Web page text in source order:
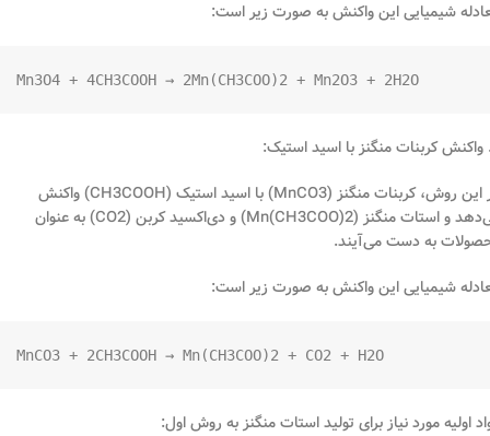
شیمیایی این واکنش به صورت زیر است:
Mn3O4 + 4CH3COOH → 2Mn(CH3COO)2 + Mn2O3 + 2H2O
در این روش، کربنات منگنز (MnCO3) با اسید استیک (CH3COOH) واکنش
می‌دهد و استات منگنز (Mn(CH3COO)2) و دی‌اکسید کربن (CO2) به عنوان
به دست می‌آیند.
شیمیایی این واکنش به صورت زیر است:
MnCO3 + 2CH3COOH → Mn(CH3COO)2 + CO2 + H2O
اولیه مورد نیاز برای تولید استات منگنز به روش اول: